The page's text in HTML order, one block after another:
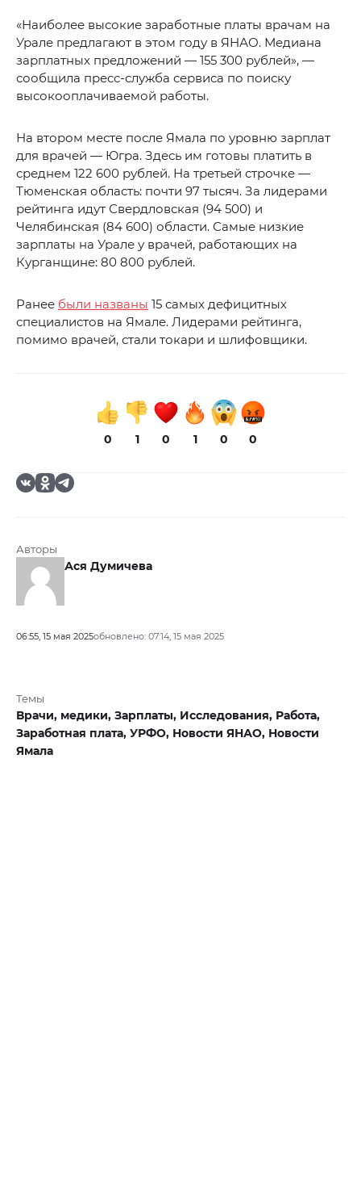
«Наиболее высокие заработные платы врачам на
Урале предлагают в этом году в ЯНАО. Медиана
зарплатных предложений — 155 300 рублей», —
сообщила пресс-служба сервиса по поиску
высокооплачиваемой работы.
На втором месте после Ямала по уровню зарплат
для врачей — Югра. Здесь им готовы платить в
среднем 122 600 рублей. На третьей строчке —
Тюменская область: почти 97 тысяч. За лидерами
рейтинга идут Свердловская (94 500) и
Челябинская (84 600) области. Самые низкие
зарплаты на Урале у врачей, работающих на
Курганщине: 80 800 рублей.
Ранее были названы 15 самых дефицитных
специалистов на Ямале. Лидерами рейтинга,
помимо врачей, стали токари и шлифовщики.
0 1 0 1 0 0
Авторы
Ася Думичева
06:55, 15 мая 2025обновлено: 07:14, 15 мая 2025
Темы
Врачи, медики, Зарплаты, Исследования, Работа,
Заработная плата, УРФО, Новости ЯНАО, Новости
Ямала